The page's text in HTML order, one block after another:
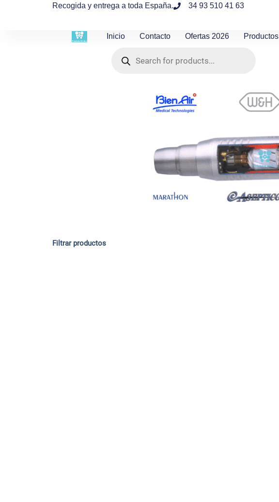
Recogida y entrega a toda España. 34 93 510 41 63
Inicio Contacto Ofertas 2026 Productos
Filtrar productos